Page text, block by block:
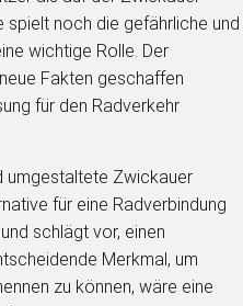
spielt noch die gefährliche und
wichtige Rolle. Der
Fakten geschaffen
für den Radverkehr
umgestaltete Zwickauer
für eine Radverbindung
schlägt vor, einen
Merkmal, um
zu können, wäre eine